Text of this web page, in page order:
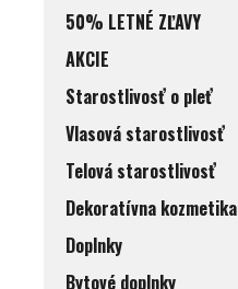
50% LETNÉ ZĽAVY
AKCIE
Starostlivosť o pleť
Vlasová starostlivosť
Telová starostlivosť
Dekoratívna kozmetika
Doplnky
Bytové doplnky